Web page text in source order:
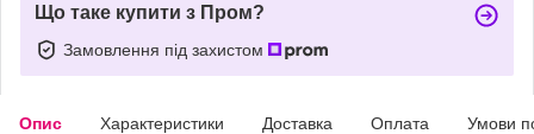
Що таке купити з Пром?
Замовлення під захистом
Опис Характеристики Доставка Оплата Умови